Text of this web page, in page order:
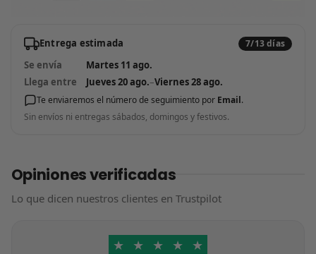
Entrega estimada 7/13 días
Se envía
Martes 11 ago.
Llega entre
Jueves 20 ago.–Viernes 28 ago.
Te enviaremos el número de seguimiento por Email.
Sin envíos ni entregas sábados, domingos y festivos.
Opiniones verificadas
Lo que dicen nuestros clientes en Trustpilot
★ ★ ★ ★ ★